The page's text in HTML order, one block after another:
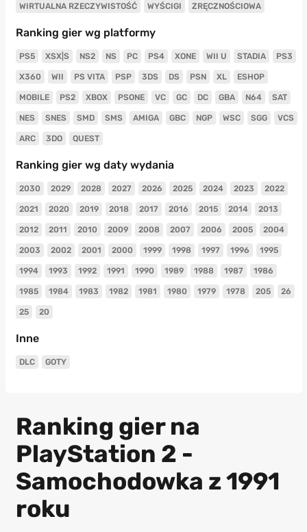
WIRTUALNA RZECZYWISTOŚĆ WYŚCIGI ZRĘCZNOŚCIOWA
Ranking gier wg platformy
PS5 XSX|S NS2 NS PC PS4 XONE WII U STADIA PS3
X360 WII PS VITA PSP 3DS DS PSN XL ESHOP
MOBILE PS2 XBOX PSONE VC GC DC GBA N64 SAT
NES SNES SMD SMS AMIGA GBC NGP WSC SGG VCS
ARC 3DO QUEST
Ranking gier wg daty wydania
2030 2029 2028 2027 2026 2025 2024 2023 2022
2021 2020 2019 2018 2017 2016 2015 2014 2013
2012 2011 2010 2009 2008 2007 2006 2005 2004
2003 2002 2001 2000 1999 1998 1997 1996 1995
1994 1993 1992 1991 1990 1989 1988 1987 1986
1985 1984 1983 1982 1981 1980 1979 1978 205 26
25 20
Inne
DLC GOTY
Ranking gier na
PlayStation 2 -
Samochodowka z 1991
roku